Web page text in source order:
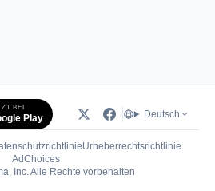
BEI
Play Deutsch
Urheberrechtsrichtlinie
AdChoices(öffnet in neuem Tab)
Inc. Alle Rechte vorbehalten